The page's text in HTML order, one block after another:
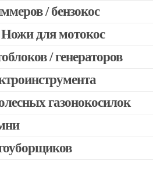
/ бензокос
триммеров
Stihl / Husqvarna / Oleo-mac / Echo и
для мотокос
/ генераторов
для шуруповертов
газонокосилок